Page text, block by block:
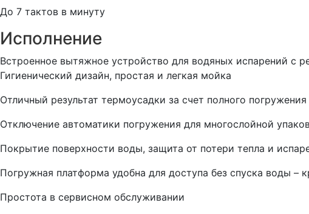
До 7 тактов в минуту
Исполнение
Встроенное вытяжное устройство для водяных испарений с
Гигиенический дизайн, простая и легкая мойка
Отличный результат термоусадки за счет полного погружения
Отключение автоматики погружения для многослойной
Покрытие поверхности воды, защита от потери тепла и
Погружная платформа удобна для доступа без спуска воды
Простота в сервисном обслуживании